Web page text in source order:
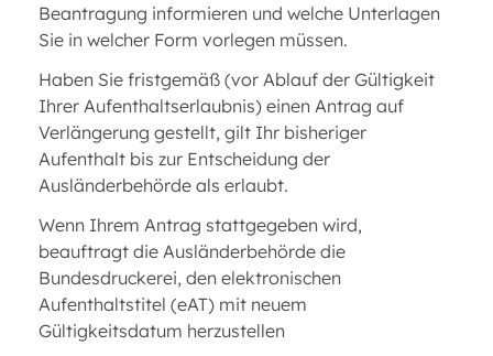
Beantragung informieren und welche Unterlagen
Sie in welcher Form vorlegen müssen.
Haben Sie fristgemäß (vor Ablauf der Gültigkeit
Ihrer Aufenthaltserlaubnis) einen Antrag auf
Verlängerung gestellt, gilt Ihr bisheriger
Aufenthalt bis zur Entscheidung der
Ausländerbehörde als erlaubt.
Wenn Ihrem Antrag stattgegeben wird,
beauftragt die Ausländerbehörde die
Bundesdruckerei, den elektronischen
Aufenthaltstitel (eAT) mit neuem
Gültigkeitsdatum herzustellen